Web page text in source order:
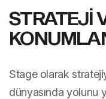
STRATEJİ
Stage olarak
dünyasında yolunu